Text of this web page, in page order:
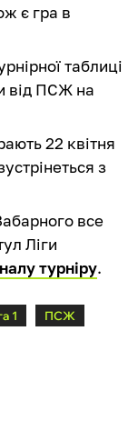
є гра в
таблиці
від ПСЖ на
22 квітня
з
все
Ліги
турніру.
1
ПСЖ